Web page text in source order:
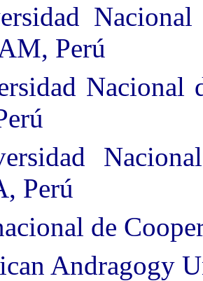
Perú
Nacional
Perú
de
Andragogy